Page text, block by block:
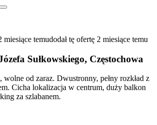
miesiące temudodał tę ofertę 2 miesiące temu
Sułkowskiego, Częstochowa
wolne od zaraz. Dwustronny, pełny rozkład z
Cicha lokalizacja w centrum, duży balkon
za szlabanem.